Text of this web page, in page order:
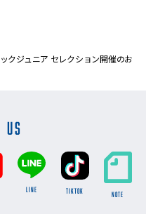
クジュニア セレクション開催のお
US
LINE TikTok NOTE